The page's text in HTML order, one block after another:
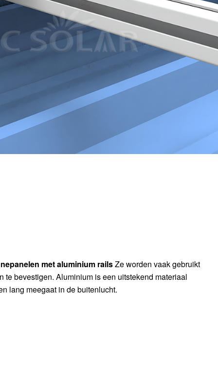
met aluminium railsZe worden vaak gebruikt
te bevestigen. Aluminium is een uitstekend materiaal
lang meegaat in de buitenlucht.